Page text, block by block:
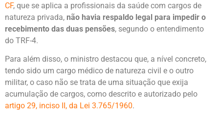
CF, que se aplica a profissionais da saúde com cargos de
natureza privada, não havia respaldo legal para impedir o
recebimento das duas pensões, segundo o entendimento
do TRF-4.
Para além disso, o ministro destacou que, a nível concreto,
tendo sido um cargo médico de natureza civil e o outro
militar, o caso não se trata de uma situação que exija
acumulação de cargos, como descrito e autorizado pelo
artigo 29, inciso II, da Lei 3.765/1960.